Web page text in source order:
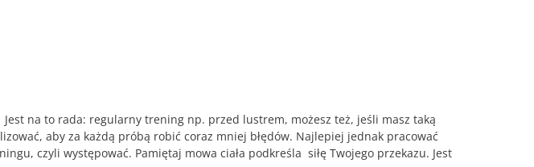
na to rada: regularny trening np. przed lustrem, możesz też, jeśli masz taką
aby za każdą próbą robić coraz mniej błędów. Najlepiej jednak pracować
czyli występować. Pamiętaj mowa ciała podkreśla siłę Twojego przekazu. Jest